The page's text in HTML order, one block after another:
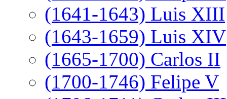
(1641-1643) Luis XIII
(1643-1659) Luis XIV
(1665-1700) Carlos II
(1700-1746) Felipe V